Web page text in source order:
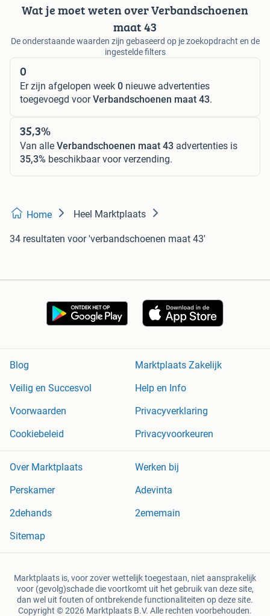
Wat je moet weten over Verbandschoenen
maat 43
De onderstaande waarden zijn gebaseerd op je zoekopdracht en de
ingestelde filters
0
Er zijn afgelopen week 0 nieuwe advertenties
toegevoegd voorVerbandschoenen maat 43.
35,3%
Van alle Verbandschoenen maat 43 advertenties is
35,3% beschikbaar voor verzending.
Home Heel Marktplaats
34 resultaten voor 'verbandschoenen maat 43'
Blog
Marktplaats Zakelijk
Veilig en Succesvol
Help en Info
Voorwaarden
Privacyverklaring
Cookiebeleid
Privacyvoorkeuren
Over Marktplaats
Werken bij
Perskamer
Adevinta
2dehands
2ememain
Sitemap
Marktplaats is, voor zover wettelijk toegestaan, niet aansprakelijk
voor (gevolg)schade die voortkomt uit het gebruik van deze site,
dan wel uit fouten of ontbrekende functionaliteiten op deze site.
Copyright © 2026 Marktplaats B.V. Alle rechten voorbehouden.